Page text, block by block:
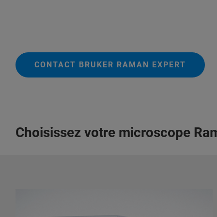
CONTACT BRUKER RAMAN EXPERT
Choisissez votre microscope